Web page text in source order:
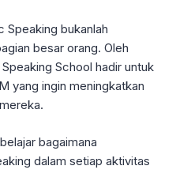
Speaking bukanlah
besar orang. Oleh
School hadir untuk
yang ingin meningkatkan
bagaimana
dalam setiap aktivitas